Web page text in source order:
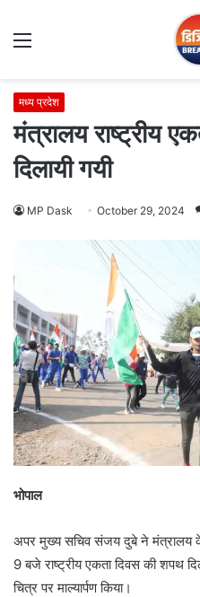
Menu
मध्य प्रदेश
मंत्रालय राष्ट्रीय
दिलायी गयी
MP Dask October 29, 2024
भोपाल
अपर मुख्य सचिव संजय दुबे ने मंत्रालय के
9 बजे राष्ट्रीय एकता दिवस की शपथ
चित्र पर माल्यार्पण किया।